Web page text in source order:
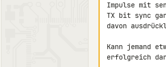
Impulse mit
TX bit sync
davon
Kann jemand
erfolgreich